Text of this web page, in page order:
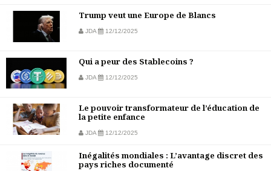
Trump veut une Europe de Blancs
JDA 12/12/2025
Qui a peur des Stablecoins ?
JDA 12/12/2025
Le pouvoir transformateur de l’éducation de
la petite enfance
JDA 12/12/2025
Inégalités mondiales : L’avantage discret des
pays riches documenté